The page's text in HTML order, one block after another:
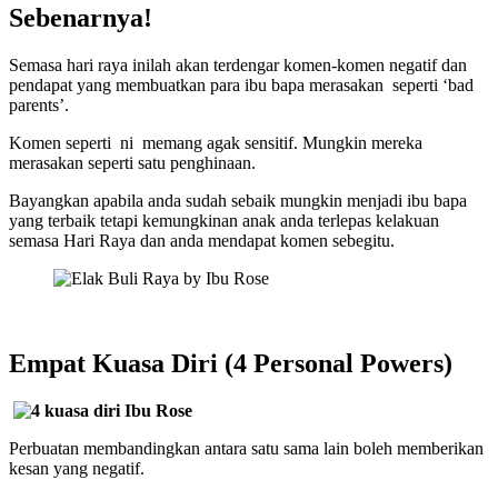
Sebenarnya!
Semasa hari raya inilah akan terdengar komen-komen negatif dan
pendapat yang membuatkan para ibu bapa merasakan seperti ‘bad
parents’.
Komen seperti ni memang agak sensitif. Mungkin mereka
merasakan seperti satu penghinaan.
Bayangkan apabila anda sudah sebaik mungkin menjadi ibu bapa
yang terbaik tetapi kemungkinan anak anda terlepas kelakuan
semasa Hari Raya dan anda mendapat komen sebegitu.
Empat Kuasa Diri (4 Personal Powers)
Perbuatan membandingkan antara satu sama lain boleh memberikan
kesan yang negatif.